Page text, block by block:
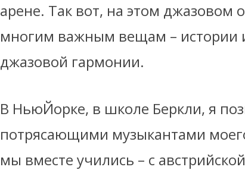
арене. Так вот, на этом джазовом
многим важным вещам – истории
джазовой гармонии.
В Нью­Йорке, в школе Беркли, я
потрясающими музыкантами
мы вместе учились – с